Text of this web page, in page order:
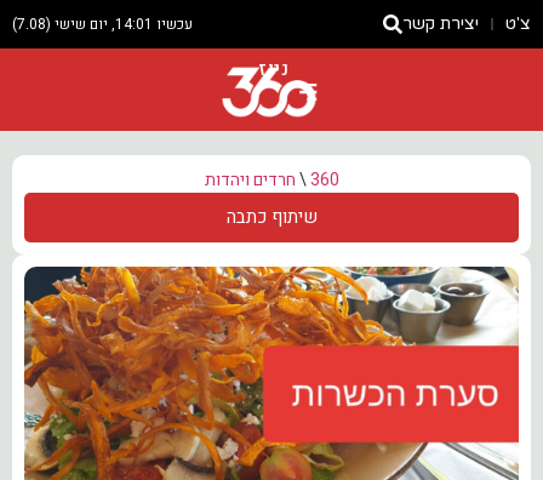
צ'ט יצירת קשר עכשיו 14:01, יום שישי (7.08)
ניוז
360
\חרדים ויהדות
שיתוף כתבה